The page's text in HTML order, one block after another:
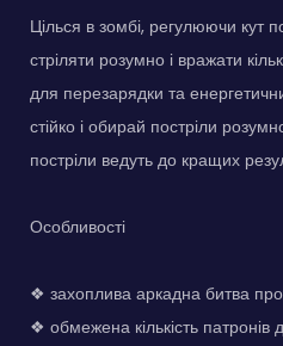
Цілься в зомбі, регулюючи кут
стріляти розумно і вражати
для перезарядки та
стійко і обирай постріли
постріли ведуть до кращих
Особливості
❖ захоплива аркадна битва
❖ обмежена кількість патронів